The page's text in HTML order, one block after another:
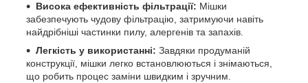
Висока ефективність фільтрації: Мішки
забезпечують чудову фільтрацію, затримуючи навіть
найдрібніші частинки пилу, алергенів та запахів.
Легкість у використанні: Завдяки продуманій
конструкції, мішки легко встановлюються і знімаються,
що робить процес заміни швидким і зручним.